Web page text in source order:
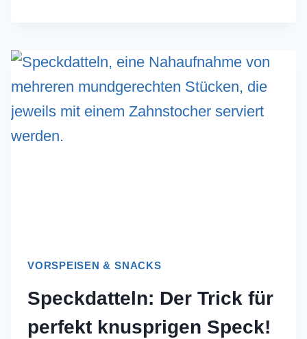
GEHEIMNIS
GEGEN
DAS
VORSPEISEN & SNACKS
Speckdatteln: Der Trick für
perfekt knusprigen Speck!